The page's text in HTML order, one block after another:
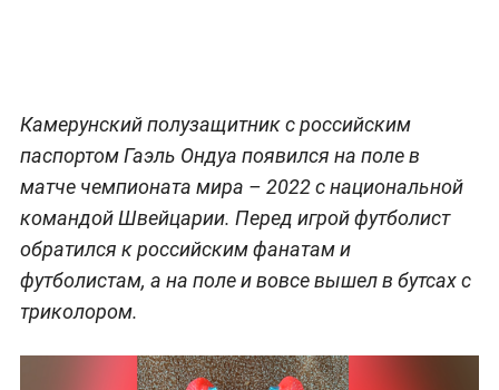
Камерунский полузащитник с российским
паспортом Гаэль Ондуа появился на поле в
матче чемпионата мира – 2022 с национальной
командой Швейцарии. Перед игрой футболист
обратился к российским фанатам и
футболистам, а на поле и вовсе вышел в бутсах с
триколором.